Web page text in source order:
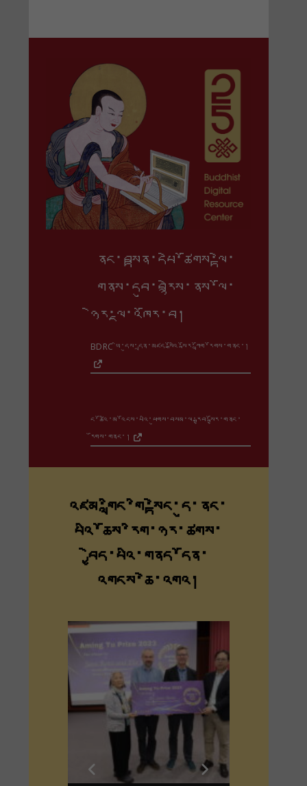
ནང་བསྟན་དཔེ་ཚོགས་ལྟེ་
གནས་དབུ་བརྙེས་ནས་ལོ་
ཉེར་ལྔ་འཁོར་བ།
BDRC ཡི་དུས་དྲན་མཛད་སྒོའི་སྐོར་ཀློག་རོགས་གནང་།
ང་ཚོའི་མ་འོངས་པའི་ཕུགས་བསམ་ལ་རྒྱབ་སྐྱོར་གནང་
རོགས་གནང་།
འཛམ་གླིང་གི་སྟེང་དུ་ནང་
པའི་ཆོས་རིག་ཉར་ཚགས་
བྱེད་པའི་གནད་དོན་
འགངས་ཆེ་འགའ།